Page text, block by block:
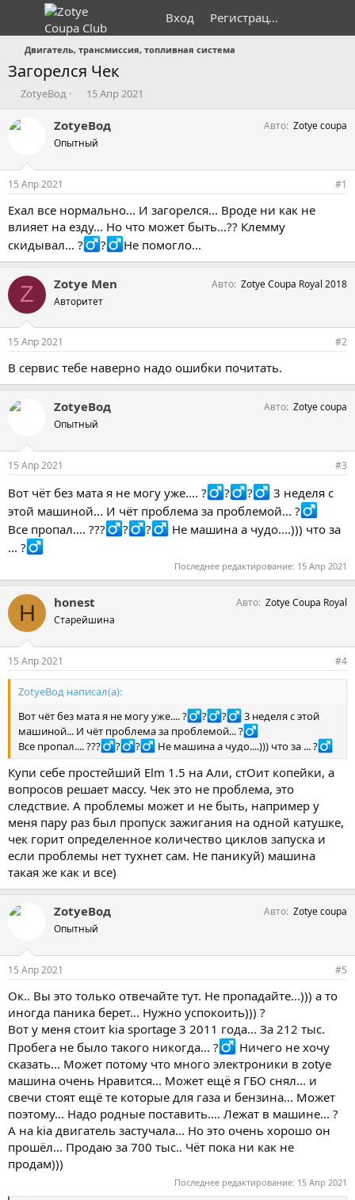
Вход Регистрация
Двигатель, трансмиссия, топливная система
Загорелся Чек
А
т
т
е
м
ы
ZotyeВод
Д
т
н
а
л
15 Апр 2021
ZotyeВод
Опытный
Авто Zotye coupa
15 Апр 2021 #1
Ехал все нормально... И загорелся... Вроде ни как не
влияет на езду... Но что может быть...?? Клемму
скидывал... ?‍
?‍ Не помогло...
Z Zotye Men
Авторитет
Авто Zotye Coupa Royal 2018
15 Апр 2021 #2
В сервис тебе наверно надо ошибки почитать.
ZotyeВод
Опытный
Авто Zotye coupa
15 Апр 2021 #3
Вот чёт без мата я не могу уже.... ?‍ ?‍ ?‍
3 неделя с
этой машиной... И чёт проблема за проблемой... ?‍
Все пропал.... ???‍
?‍ ?‍
Не машина а чудо....))) что за
... ?‍
Последнее редактирование: 15 Апр 2021
H honest
Старейшина
Авто Zotye Coupa Royal
15 Апр 2021 #4
ZotyeВод написал(а):
Вот чёт без мата я не могу уже.... ?‍
?‍ ?‍
3 неделя с этой
машиной... И чёт проблема за проблемой... ?‍
Все пропал.... ???‍
?‍ ?‍ Не машина а чудо....))) что за ... ?‍
Купи себе простейший Elm 1.5 на Али, стОит копейки, а
вопросов решает массу. Чек это не проблема, это
следствие. А проблемы может и не быть, например у
меня пару раз был пропуск зажигания на одной катушке,
чек горит определенное количество циклов запуска и
если проблемы нет тухнет сам. Не паникуй) машина
такая же как и все)
ZotyeВод
Опытный
Авто Zotye coupa
15 Апр 2021 #5
Ок.. Вы это только отвечайте тут. Не пропадайте...))) а то
иногда паника берет... Нужно успокоить))) ?
Вот у меня стоит kia sportage 3 2011 года... За 212 тыс.
Пробега не было такого никогда... ?‍
Ничего не хочу
сказать... Может потому что много электроники в zotye
машина очень Нравится... Может ещё я ГБО снял... и
свечи стоят ещё те которые для газа и бензина... Может
поэтому... Надо родные поставить.... Лежат в машине... ?
А на kia двигатель застучала... Но это очень хорошо он
прошёл... Продаю за 700 тыс.. Чёт пока ни как не
продам)))
Последнее редактирование: 15 Апр 2021